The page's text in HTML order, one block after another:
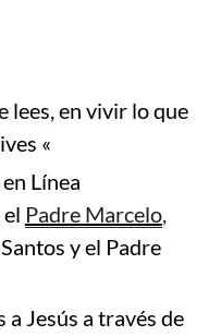
lees, en vivir lo que
«
Línea
Padre Marcelo,
y el Padre
a Jesús a través de